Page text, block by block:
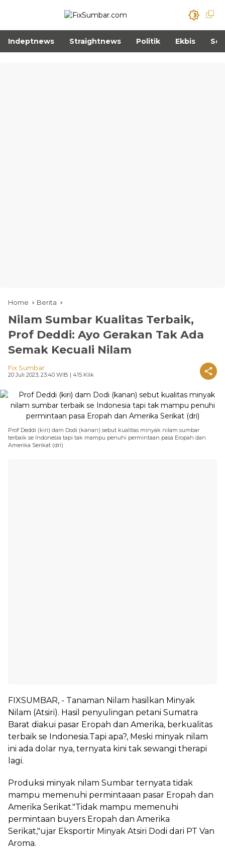
Indeptnews Straightnews Politik Ekbis
Home Berita
Nilam Sumbar Kualitas Terbaik,
Prof Deddi: Ayo Gerakan Tak Ada
Semak Kecuali Nilam
Fix Sumbar
20 Juli 2023, 23:40 WIB | 415 Klik
Prof Deddi (kiri) dam Dodi (kanan) sebut kualitas minyak nilam sumbar
terbaik se Indonesia tapi tak mampu penuhi permintaan pasa Eropah dan
Amerika Serikat (dri)
FIXSUMBAR, - Tanaman Nilam hasilkan Minyak
Nilam (Atsiri). Hasil penyulingan petani Sumatra
Barat diakui pasar Eropah dan Amerika, berkualitas
terbaik se Indonesia.Tapi apa?, Meski minyak nilam
ini ada dolar nya, ternyata kini tak sewangi therapi
lagi.
Produksi minyak nilam Sumbar ternyata tidak
mampu memenuhi permintaaan pasar Eropah dan
Amerika Serikat."Tidak mampu memenuhi
permintaan buyers Eropah dan Amerika
Serikat,"ujar Eksportir Minyak Atsiri Dodi dari PT Van
Aroma.